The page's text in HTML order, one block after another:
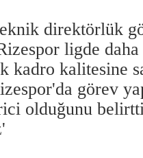
direktörlük
ligde
kadro kalitesine
görev
olduğunu